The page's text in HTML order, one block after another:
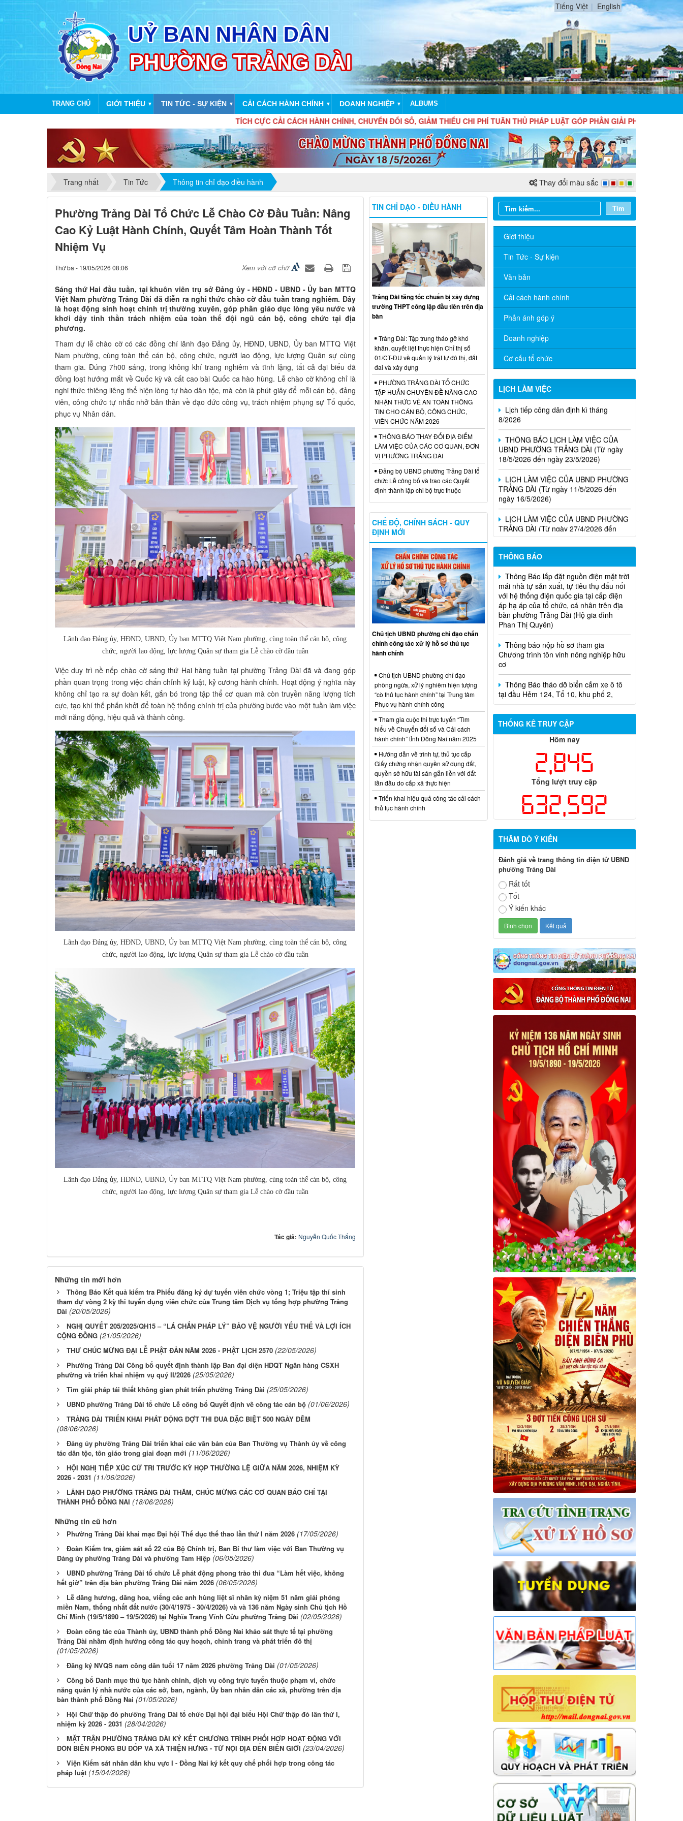
Tiếng Việt English
TRANG CHỦ GIỚI THIỆU ▼ TIN TỨC - SỰ KIỆN ▼ CẢI CÁCH HÀNH CHÍNH ▼ DOANH NGHIỆP ▼ ALBUMS
TÍCH CỰC CẢI CÁCH HÀNH CHÍNH, CHUYỂN ĐỔI SỐ, GIẢM THIỂU CHI PHÍ TUÂN THỦ PHÁP LUẬT GÓP PHẦN GIẢI PHÓNG NGUỒN LỰC,
Trang nhất Tin Tức Thông tin chỉ đạo điều hành Thay đổi màu sắc
Phường Trảng Dài Tổ Chức Lễ Chào Cờ Đầu Tuần: Nâng
Cao Kỷ Luật Hành Chính, Quyết Tâm Hoàn Thành Tốt
Nhiệm Vụ
Thứ ba - 19/05/2026 08:06 Xem với cỡ chữ
Sáng thứ Hai đầu tuần, tại khuôn viên trụ sở Đảng ủy - HĐND - UBND - Ủy ban MTTQ
Việt Nam phường Trảng Dài đã diễn ra nghi thức chào cờ đầu tuần trang nghiêm. Đây
là hoạt động sinh hoạt chính trị thường xuyên, góp phần giáo dục lòng yêu nước và
khơi dậy tinh thần trách nhiệm của toàn thể đội ngũ cán bộ, công chức tại địa
phương.
Tham dự lễ chào cờ có các đồng chí lãnh đạo Đảng ủy, HĐND, UBND, Ủy ban MTTQ Việt
Nam phường, cùng toàn thể cán bộ, công chức, người lao động, lực lượng Quân sự cùng
tham gia. Đúng 7h00 sáng, trong không khí trang nghiêm và tĩnh lặng, tất cả đại biểu đã
đồng loạt hướng mắt về Quốc kỳ và cất cao bài Quốc ca hào hùng. Lễ chào cờ không chỉ là
nghi thức thiêng liêng thể hiện lòng tự hào dân tộc, mà còn là phút giây để mỗi cán bộ, đảng
viên, công chức tự nhắc nhở bản thân về đạo đức công vụ, trách nhiệm phụng sự Tổ quốc,
phục vụ Nhân dân.
Lãnh đạo Đảng ủy, HĐND, UBND, Ủy ban MTTQ Việt Nam phường, cùng toàn thể cán bộ, công
chức, người lao động, lực lượng Quân sự tham gia Lễ chào cờ đầu tuần
Việc duy trì nề nếp chào cờ sáng thứ Hai hàng tuần tại phường Trảng Dài đã và đang góp
phần quan trọng trong việc chấn chỉnh kỷ luật, kỷ cương hành chính. Hoạt động ý nghĩa này
không chỉ tạo ra sự đoàn kết, gắn bó trong tập thể cơ quan mà còn truyền năng lượng tích
cực, tạo khí thế phấn khởi để toàn hệ thống chính trị của phường bước vào một tuần làm việc
mới năng động, hiệu quả và thành công.
Lãnh đạo Đảng ủy, HĐND, UBND, Ủy ban MTTQ Việt Nam phường, cùng toàn thể cán bộ, công
chức, người lao động, lực lượng Quân sự tham gia Lễ chào cờ đầu tuần
Lãnh đạo Đảng ủy, HĐND, UBND, Ủy ban MTTQ Việt Nam phường, cùng toàn thể cán bộ, công
chức, người lao động, lực lượng Quân sự tham gia Lễ chào cờ đầu tuần
Tác giả: Nguyễn Quốc Thắng
Những tin mới hơn
Thông Báo Kết quả kiểm tra Phiếu đăng ký dự tuyển viên chức vòng 1; Triệu tập thí sinh
tham dự vòng 2 kỳ thi tuyển dụng viên chức của Trung tâm Dịch vụ tổng hợp phường Trảng
Dài (20/05/2026)
NGHỊ QUYẾT 205/2025/QH15 – “LÁ CHẮN PHÁP LÝ” BẢO VỆ NGƯỜI YẾU THẾ VÀ LỢI ÍCH
CỘNG ĐỒNG (21/05/2026)
THƯ CHÚC MỪNG ĐẠI LỄ PHẬT ĐẢN NĂM 2026 - PHẬT LỊCH 2570 (22/05/2026)
Phường Trảng Dài Công bố quyết định thành lập Ban đại diện HĐQT Ngân hàng CSXH
phường và triển khai nhiệm vụ quý II/2026 (25/05/2026)
Tìm giải pháp tái thiết không gian phát triển phường Trảng Dài (25/05/2026)
UBND phường Trảng Dài tổ chức Lễ công bố Quyết định về công tác cán bộ (01/06/2026)
TRẢNG DÀI TRIỂN KHAI PHÁT ĐỘNG ĐỢT THI ĐUA ĐẶC BIỆT 500 NGÀY ĐÊM
(08/06/2026)
Đảng ủy phường Trảng Dài triển khai các văn bản của Ban Thường vụ Thành ủy về công
tác dân tộc, tôn giáo trong giai đoạn mới (11/06/2026)
HỘI NGHỊ TIẾP XÚC CỬ TRI TRƯỚC KỲ HỌP THƯỜNG LỆ GIỮA NĂM 2026, NHIỆM KỲ
2026 - 2031 (11/06/2026)
LÃNH ĐẠO PHƯỜNG TRẢNG DÀI THĂM, CHÚC MỪNG CÁC CƠ QUAN BÁO CHÍ TẠI
THÀNH PHỐ ĐỒNG NAI (18/06/2026)
Những tin cũ hơn
Phường Trảng Dài khai mạc Đại hội Thể dục thể thao lần thứ I năm 2026 (17/05/2026)
Đoàn Kiểm tra, giám sát số 22 của Bộ Chính trị, Ban Bí thư làm việc với Ban Thường vụ
Đảng ủy phường Trảng Dài và phường Tam Hiệp (06/05/2026)
UBND phường Trảng Dài tổ chức Lễ phát động phong trào thi đua “Làm hết việc, không
hết giờ” trên địa bàn phường Trảng Dài năm 2026 (06/05/2026)
Lễ dâng hương, dâng hoa, viếng các anh hùng liệt sĩ nhân kỷ niệm 51 năm giải phóng
miền Nam, thống nhất đất nước (30/4/1975 - 30/4/2026) và và 136 năm Ngày sinh Chủ tịch Hồ
Chí Minh (19/5/1890 – 19/5/2026) tại Nghĩa Trang Vĩnh Cửu phường Trảng Dài (02/05/2026)
Đoàn công tác của Thành ủy, UBND thành phố Đồng Nai khảo sát thực tế tại phường
Trảng Dài nhằm định hướng công tác quy hoạch, chỉnh trang và phát triển đô thị
(01/05/2026)
Đăng ký NVQS nam công dân tuổi 17 năm 2026 phường Trảng Dài (01/05/2026)
Công bố Danh mục thủ tục hành chính, dịch vụ công trực tuyến thuộc phạm vi, chức
năng quản lý nhà nước của các sở, ban, ngành, Ủy ban nhân dân các xã, phường trên địa
bàn thành phố Đồng Nai (01/05/2026)
Hội Chữ thập đỏ phường Trảng Dài tổ chức Đại hội đại biểu Hội Chữ thập đỏ lần thứ I,
nhiệm kỳ 2026 - 2031 (28/04/2026)
MẶT TRẬN PHƯỜNG TRẢNG DÀI KÝ KẾT CHƯƠNG TRÌNH PHỐI HỢP HOẠT ĐỘNG VỚI
ĐỒN BIÊN PHÒNG BÙ ĐỐP VÀ XÃ THIỆN HƯNG - TỪ NỘI ĐỊA ĐẾN BIÊN GIỚI (23/04/2026)
Viện Kiểm sát nhân dân khu vực I - Đồng Nai ký kết quy chế phối hợp trong công tác
pháp luật (15/04/2026)
Tìm
Giới thiệu
Tin Tức - Sự kiện
Văn bản
Cải cách hành chính
Phản ánh góp ý
Doanh nghiệp
Cơ cấu tổ chức
LỊCH LÀM VIỆC
Lịch tiếp công dân định kì tháng
8/2026
THÔNG BÁO LỊCH LÀM VIỆC CỦA
UBND PHƯỜNG TRẢNG DÀI (Từ ngày
18/5/2026 đến ngày 23/5/2026)
LỊCH LÀM VIỆC CỦA UBND PHƯỜNG
TRẢNG DÀI (Từ ngày 11/5/2026 đến
ngày 16/5/2026)
LỊCH LÀM VIỆC CỦA UBND PHƯỜNG
TRẢNG DÀI (Từ ngày 27/4/2026 đến
ngày 02/5/2026)
THÔNG BÁO
Thông Báo lắp đặt nguồn điện mặt trời
mái nhà tự sản xuất, tự tiêu thụ đấu nối
với hệ thống điện quốc gia tại cấp điện
áp hạ áp của tổ chức, cá nhân trên địa
bàn phường Trảng Dài (Hộ gia đình
Phan Thị Quyên)
Thông báo nộp hồ sơ tham gia
Chương trình tôn vinh nông nghiệp hữu
cơ
Thông Báo tháo dỡ biển cấm xe ô tô
tại đầu Hẻm 124, Tổ 10, khu phố 2,
phường Trảng Dài
Thông Báo nộp hồ sơ trúng tuyển viên
chức Trung tâm Dịch vụ tổng hợp
phường Trảng Dài
THỐNG KÊ TRUY CẬP
Hôm nay
2,845
Tổng lượt truy cập
632,592
THĂM DÒ Ý KIẾN
Đánh giá về trang thông tin điện tử UBND
phường Trảng Dài
Rất tốt
Tốt
Ý kiến khác
TIN CHỈ ĐẠO - ĐIỀU HÀNH
Trảng Dài tăng tốc chuẩn bị xây dựng
trường THPT công lập đầu tiên trên địa
bàn
Trảng Dài: Tập trung tháo gỡ khó
khăn, quyết liệt thực hiện Chỉ thị số
01/CT-ĐU về quản lý trật tự đô thị, đất
đai và xây dựng
PHƯỜNG TRẢNG DÀI TỔ CHỨC
TẬP HUẤN CHUYÊN ĐỀ NÂNG CAO
NHẬN THỨC VỀ AN TOÀN THÔNG
TIN CHO CÁN BỘ, CÔNG CHỨC,
VIÊN CHỨC NĂM 2026
THÔNG BÁO THAY ĐỔI ĐỊA ĐIỂM
LÀM VIỆC CỦA CÁC CƠ QUAN, ĐƠN
VỊ PHƯỜNG TRẢNG DÀI
Đảng bộ UBND phường Trảng Dài tổ
chức Lễ công bố và trao các Quyết
định thành lập chi bộ trực thuộc
CHẾ ĐỘ, CHÍNH SÁCH - QUY
ĐỊNH MỚI
Chủ tịch UBND phường chỉ đạo chấn
chỉnh công tác xử lý hồ sơ thủ tục
hành chính
Chủ tịch UBND phường chỉ đạo
phòng ngừa, xử lý nghiêm hiện tượng
“cò thủ tục hành chính” tại Trung tâm
Phục vụ hành chính công
Tham gia cuộc thi trực tuyến “Tìm
hiểu về Chuyển đổi số và Cải cách
hành chính” tỉnh Đồng Nai năm 2025
Hướng dẫn về trình tự, thủ tục cấp
Giấy chứng nhận quyền sử dụng đất,
quyền sở hữu tài sản gắn liền với đất
lần đầu do cấp xã thực hiện
Triển khai hiệu quả công tác cải cách
thủ tục hành chính